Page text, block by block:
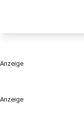
Anzeige
Anzeige